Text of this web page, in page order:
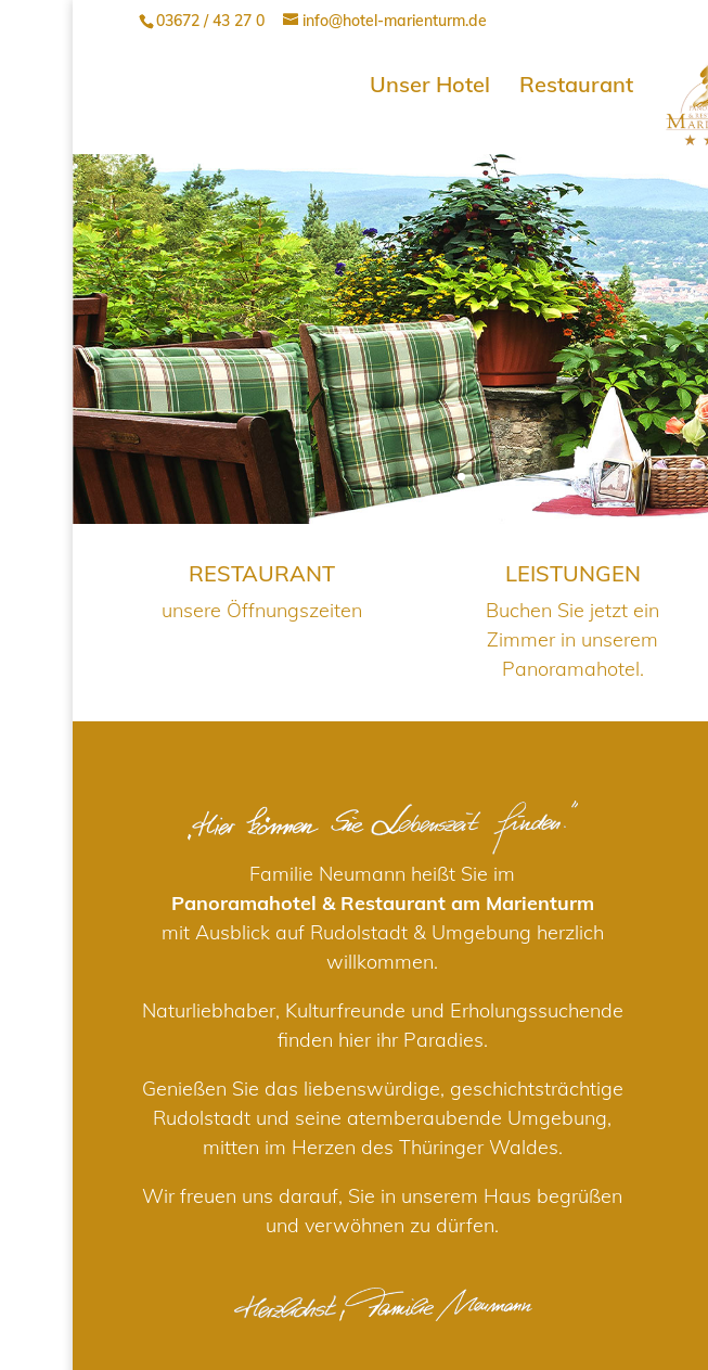
03672 / 43 27 0 info@hotel-marienturm.de
Unser Hotel Restaurant
RESTAURANT
unsere Öffnungszeiten
LEISTUNGEN
Buchen Sie jetzt ein
Zimmer in unserem
Panoramahotel.
Familie Neumann heißt Sie im
Panoramahotel & Restaurant am Marienturm
mit Ausblick auf Rudolstadt & Umgebung herzlich
willkommen.
Naturliebhaber, Kulturfreunde und Erholungssuchende
finden hier ihr Paradies.
Genießen Sie das liebenswürdige, geschichtsträchtige
Rudolstadt und seine atemberaubende Umgebung,
mitten im Herzen des Thüringer Waldes.
Wir freuen uns darauf, Sie in unserem Haus begrüßen
und verwöhnen zu dürfen.